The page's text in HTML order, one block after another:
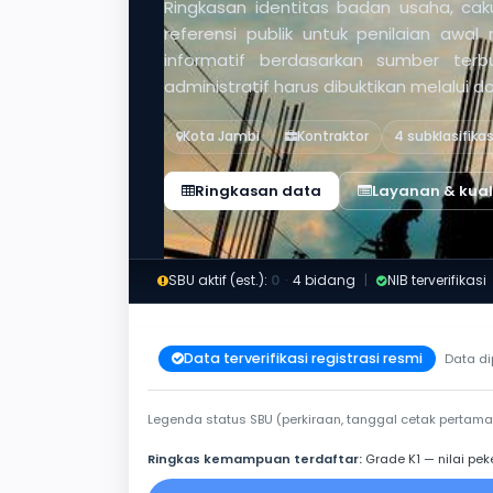
Ringkasan identitas badan usaha,
referensi publik untuk penilaian
informatif berdasarkan sumber
administratif harus dibuktikan melalui
Kota Jambi Kontraktor 4
Ringkasan data Layanan &
SBU aktif (est.): 0 · 4 bidang | NIB terverifikasi
Data terverifikasi registrasi resmi Data
Legenda status SBU (perkiraan, tanggal cetak
Ringkas kemampuan terdaftar: Grade K1 — nilai